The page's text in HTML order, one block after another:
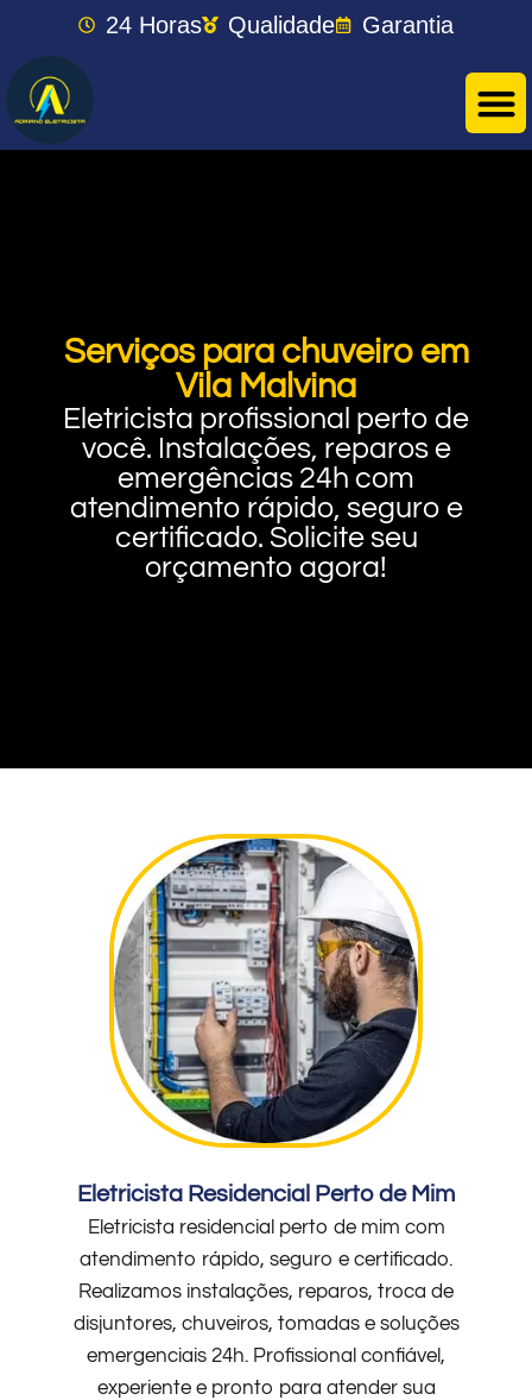
24 Horas Qualidade Garantia
Serviços para chuveiro em
Vila Malvina
Eletricista profissional perto de
você. Instalações, reparos e
emergências 24h com
atendimento rápido, seguro e
certificado. Solicite seu
orçamento agora!
Eletricista Residencial Perto de Mim
Eletricista residencial perto de mim com
atendimento rápido, seguro e certificado.
Realizamos instalações, reparos, troca de
disjuntores, chuveiros, tomadas e soluções
emergenciais 24h. Profissional confiável,
experiente e pronto para atender sua